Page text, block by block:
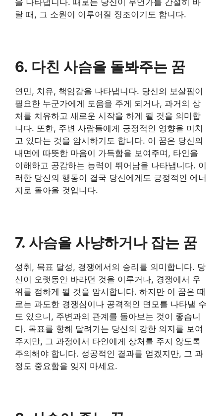
랄 때, 그 소원이 이루어질 징조이기도 합니다.
6. 다친 사슴을 돌봐주는 꿈
연민, 치유, 책임감을 나타냅니다. 당신의 보살핌이
필요한 누군가에게 도움을 주게 되거나, 과거의 상
처를 치유하고 새로운 시작을 하게 될 것을 의미합
니다. 또한, 주변 사람들에게 긍정적인 영향을 미치
고 있다는 것을 암시하기도 합니다. 이 꿈은 당신의
내면에 따뜻한 마음이 가득함을 보여주며, 타인을
이해하고 공감하는 능력이 뛰어남을 나타냅니다. 이
러한 당신의 행동이 결국 당신에게도 긍정적인 에너
지로 돌아올 것입니다.
7. 사슴을 사냥하거나 잡는 꿈
성취, 목표 달성, 경쟁에서의 승리를 의미합니다. 당
신이 오랫동안 바라던 것을 이루거나, 경쟁에서 우
위를 점하게 될 것을 암시합니다. 하지만 이 꿈은 때
로는 과도한 경쟁심이나 공격적인 면모를 나타낼 수
도 있으니, 주변과의 관계를 돌아보는 것이 좋습니
다. 목표를 향해 달려가는 당신의 강한 의지를 보여
주지만, 그 과정에서 타인에게 상처를 주지 않도록
주의해야 합니다. 성공적인 결과를 얻겠지만, 그 과
정도 중요함을 잊지 마세요.